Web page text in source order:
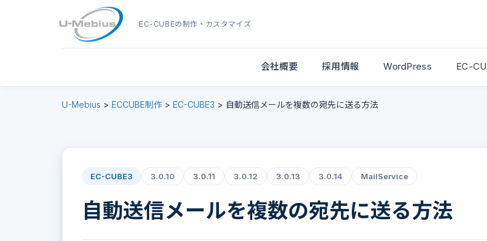
EC-CUBEの制作・カスタマイズ
会社概要 採用情報 WordPress EC-
U-Mebius > ECCUBE制作 > EC-CUBE3 > 自動送信メールを複数の宛先に送る方法
EC-CUBE3 3.0.10 3.0.11 3.0.12 3.0.13 3.0.14 MailService
自動送信メールを複数の宛先に送る方法